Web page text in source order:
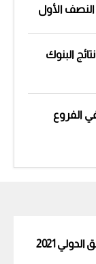
البنوك
في الفروع
نتائج يانصيب معرض دمشق الدولي 2021